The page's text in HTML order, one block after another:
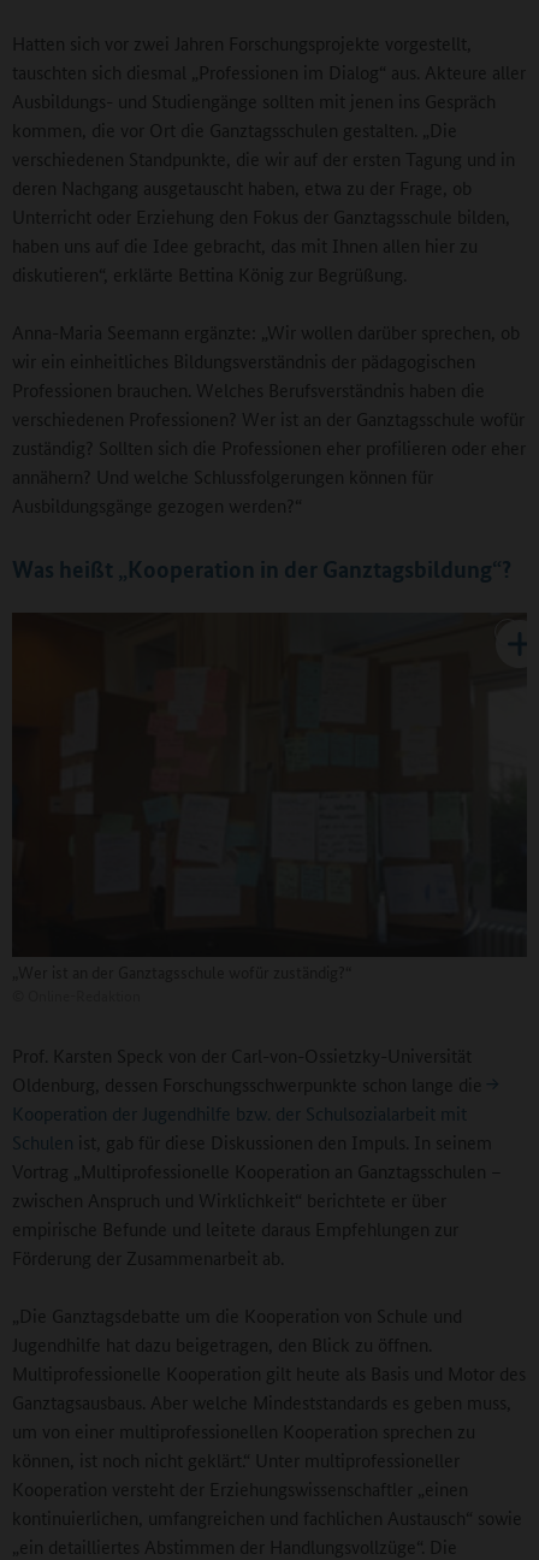
Hatten sich vor zwei Jahren Forschungsprojekte vorgestellt,
tauschten sich diesmal „Professionen im Dialog“ aus. Akteure aller
Ausbildungs- und Studiengänge sollten mit jenen ins Gespräch
kommen, die vor Ort die Ganztagsschulen gestalten. „Die
verschiedenen Standpunkte, die wir auf der ersten Tagung und in
deren Nachgang ausgetauscht haben, etwa zu der Frage, ob
Unterricht oder Erziehung den Fokus der Ganztagsschule bilden,
haben uns auf die Idee gebracht, das mit Ihnen allen hier zu
diskutieren“, erklärte Bettina König zur Begrüßung.
Anna-Maria Seemann ergänzte: „Wir wollen darüber sprechen, ob
wir ein einheitliches Bildungsverständnis der pädagogischen
Professionen brauchen. Welches Berufsverständnis haben die
verschiedenen Professionen? Wer ist an der Ganztagsschule wofür
zuständig? Sollten sich die Professionen eher profilieren oder eher
annähern? Und welche Schlussfolgerungen können für
Ausbildungsgänge gezogen werden?“
Was heißt „Kooperation in der Ganztagsbildung“?
Prof. Karsten Speck von der Carl-von-Ossietzky-Universität
Oldenburg, dessen Forschungsschwerpunkte schon lange die
Kooperation der Jugendhilfe bzw. der Schulsozialarbeit mit
Schulen ist, gab für diese Diskussionen den Impuls. In seinem
Vortrag „Multiprofessionelle Kooperation an Ganztagsschulen –
zwischen Anspruch und Wirklichkeit“ berichtete er über
empirische Befunde und leitete daraus Empfehlungen zur
Förderung der Zusammenarbeit ab.
„Die Ganztagsdebatte um die Kooperation von Schule und
Jugendhilfe hat dazu beigetragen, den Blick zu öffnen.
Multiprofessionelle Kooperation gilt heute als Basis und Motor des
Ganztagsausbaus. Aber welche Mindeststandards es geben muss,
um von einer multiprofessionellen Kooperation sprechen zu
können, ist noch nicht geklärt.“ Unter multiprofessioneller
Kooperation versteht der Erziehungswissenschaftler „einen
kontinuierlichen, umfangreichen und fachlichen Austausch“ sowie
„ein detailliertes Abstimmen der Handlungsvollzüge“. Die